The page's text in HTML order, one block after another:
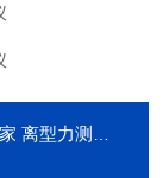
测试仪哪家好